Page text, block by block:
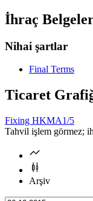
İhraç
Nihai şartlar
Final Terms
Ticaret
Fixing HKMA1/5
Tahvil işlem görmez;
Arşiv